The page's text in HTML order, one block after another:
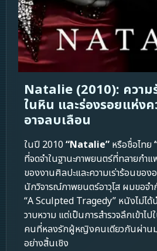
Natalie (2010): ความ
ในหิน และร่องรอยแห่ง
อาจลบเลือน
ในปี 2010 “Natalie” หรือชื่อไทย
ที่จดจำในฐานะภาพยนตร์ที่ทลายกำแ
ของงานศิลปะและความเร่าร้อนขอ
นักวิจารณ์ภาพยนตร์อาวุโส ผมขอจำ
“A Sculpted Tragedy” หนังไม่ไ
วาบหวาม แต่เป็นการสำรวจลึกเข้าไ
คนที่หลงรักผู้หญิงคนเดียวกันผ่าน
อย่างสิ้นเชิง